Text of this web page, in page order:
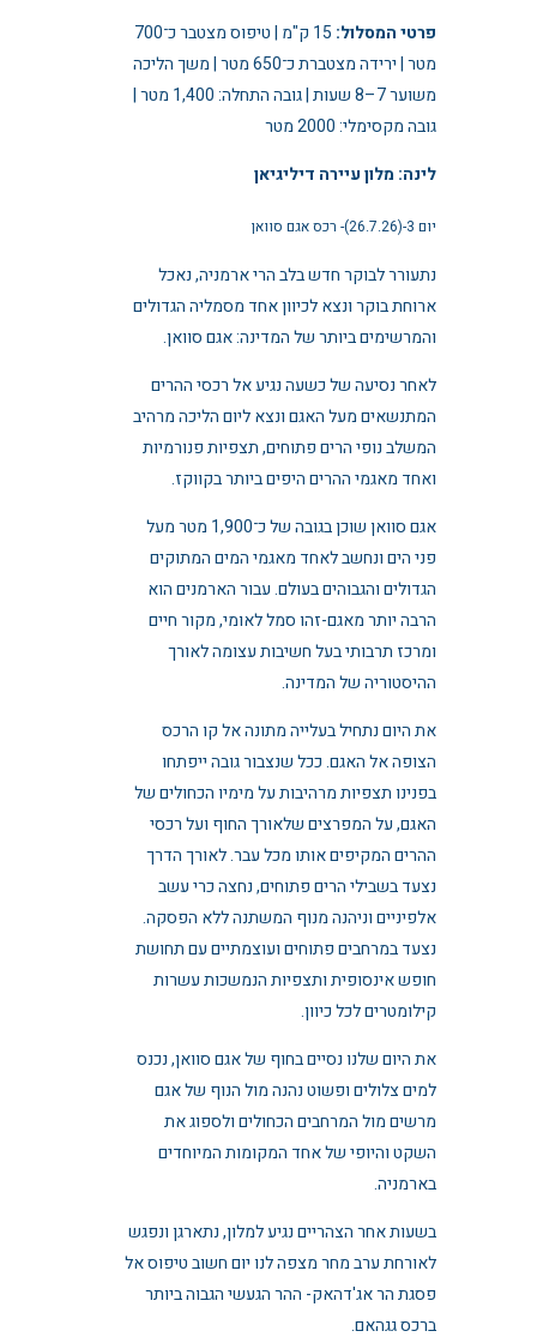
פרטי המסלול:
15 ק"מ | טיפוס מצטבר כ־700
מטר | ירידה מצטברת כ־650 מטר | משך הליכה
משוער 7–8 שעות | גובה התחלה: 1,400 מטר |
גובה מקסימלי: 2000 מטר
לינה: מלון עיירה דיליגיאן
יום 3-(26.7.26)- רכס אגם סוואן
נתעורר לבוקר חדש בלב הרי ארמניה, נאכל
ארוחת בוקר ונצא לכיוון אחד מסמליה הגדולים
והמרשימים ביותר של המדינה: אגם סוואן.
לאחר נסיעה של כשעה נגיע אל רכסי ההרים
המתנשאים מעל האגם ונצא ליום הליכה מרהיב
המשלב נופי הרים פתוחים, תצפיות פנורמיות
ואחד מאגמי ההרים היפים ביותר בקווקז.
אגם סוואן שוכן בגובה של כ־1,900 מטר מעל
פני הים ונחשב לאחד מאגמי המים המתוקים
הגדולים והגבוהים בעולם. עבור הארמנים הוא
הרבה יותר מאגם-זהו סמל לאומי, מקור חיים
ומרכז תרבותי בעל חשיבות עצומה לאורך
ההיסטוריה של המדינה.
את היום נתחיל בעלייה מתונה אל קו הרכס
הצופה אל האגם. ככל שנצבור גובה ייפתחו
בפנינו תצפיות מרהיבות על מימיו הכחולים של
האגם, על המפרצים שלאורך החוף ועל רכסי
ההרים המקיפים אותו מכל עבר. לאורך הדרך
נצעד בשבילי הרים פתוחים, נחצה כרי עשב
אלפיניים וניהנה מנוף המשתנה ללא הפסקה.
נצעד במרחבים פתוחים ועוצמתיים עם תחושת
חופש אינסופית ותצפיות הנמשכות עשרות
קילומטרים לכל כיוון.
את היום שלנו נסיים בחוף של אגם סוואן, נכנס
למים צלולים ופשוט נהנה מול הנוף של אגם
מרשים מול המרחבים הכחולים ולספוג את
השקט והיופי של אחד המקומות המיוחדים
בארמניה.
בשעות אחר הצהריים נגיע למלון, נתארגן ונפגש
לאורחת ערב מחר מצפה לנו יום חשוב טיפוס אל
פסגת הר אג'דהאק- ההר הגעשי הגבוה ביותר
ברכס גגהאם.